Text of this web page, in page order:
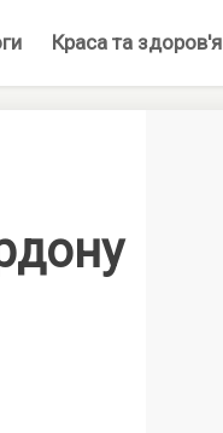
Краса та здоров'я